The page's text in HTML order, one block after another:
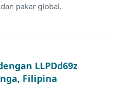
pakar global.
LLPDd69z
Filipina